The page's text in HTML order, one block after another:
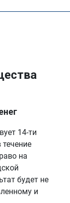
14-ти
на
будет не
и